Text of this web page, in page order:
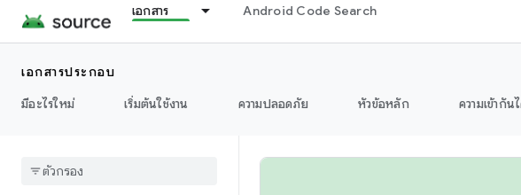
เอกสาร Android Code Search
เอกสารประกอบ
มีอะไรใหม่
เริ่มต้นใช้งาน ความปลอดภัย หัวข้อหลัก ความเข้ากัน